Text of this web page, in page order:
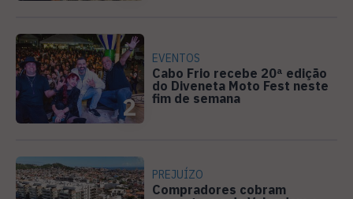
2
EVENTOS
Cabo Frio recebe 20ª edição
do Diveneta Moto Fest neste
fim de semana
PREJUÍZO
Compradores cobram